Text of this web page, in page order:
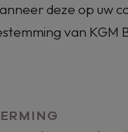
deze op
van